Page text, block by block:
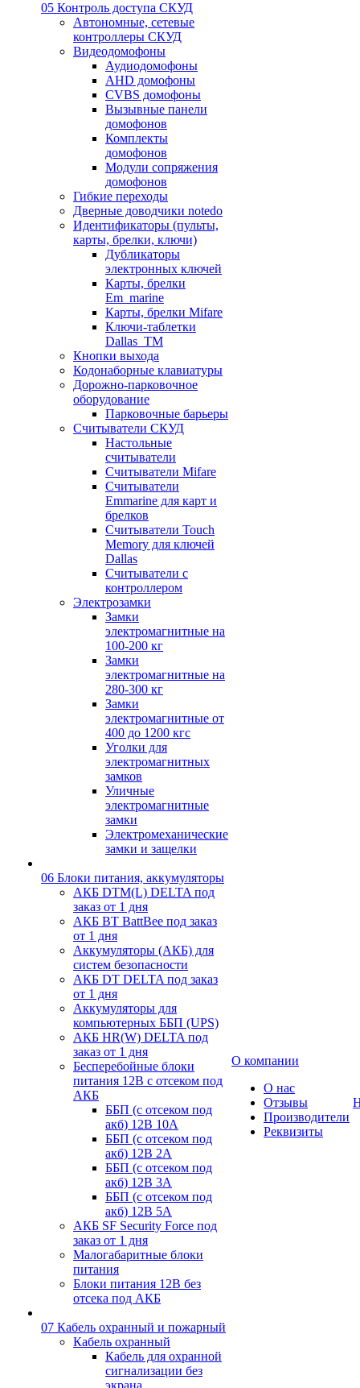
05 Контроль доступа СКУД
Автономные, сетевые
контроллеры СКУД
Видеодомофоны
Аудиодомофоны
AHD домофоны
CVBS домофоны
Вызывные панели
домофонов
Комплекты
домофонов
Модули сопряжения
домофонов
Гибкие переходы
Дверные доводчики notedo
Идентификаторы (пульты,
карты, брелки, ключи)
Дубликаторы
электронных ключей
Карты, брелки
Em_marine
Карты, брелки Mifare
Ключи-таблетки
Dallas_TM
Кнопки выхода
Кодонаборные клавиатуры
Дорожно-парковочное
оборудование
Парковочные барьеры
Считыватели СКУД
Настольные
считыватели
Считыватели Mifare
Считыватели
Emmarine для карт и
брелков
Считыватели Touch
Memory для ключей
Dallas
Считыватели с
контроллером
Электрозамки
Замки
электромагнитные на
100-200 кг
Замки
электромагнитные на
280-300 кг
Замки
электромагнитные от
400 до 1200 кгс
Уголки для
электромагнитных
замков
Уличные
электромагнитные
замки
Электромеханические
замки и защелки
06 Блоки питания, аккумуляторы
АКБ DTM(L) DELTA под
заказ от 1 дня
АКБ BT BattBee под заказ
от 1 дня
Аккумуляторы (АКБ) для
систем безопасности
АКБ DT DELTA под заказ
от 1 дня
Аккумуляторы для
компьютерных ББП (UPS)
АКБ HR(W) DELTA под
заказ от 1 дня
Бесперебойные блоки
питания 12В с отсеком под
АКБ
ББП (с отсеком под
акб) 12В 10А
ББП (с отсеком под
акб) 12В 2А
ББП (с отсеком под
акб) 12В 3А
ББП (с отсеком под
акб) 12В 5А
АКБ SF Security Force под
заказ от 1 дня
Малогабаритные блоки
питания
Блоки питания 12В без
отсека под АКБ
07 Кабель охранный и пожарный
Кабель охранный
Кабель для охранной
сигнализации без
экрана
О компании
О нас
Отзывы
Производители
Реквизиты